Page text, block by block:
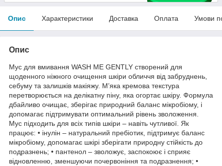
Опис Характеристики Доставка Оплата Умови
Опис
Мус для вмивання WASH ME GENTLY створений для
щоденного ніжного очищення шкіри обличчя від забруднень,
себуму та залишків макіяжу. М’яка кремова текстура
перетворюється на делікатну піну, яка огортає шкіру. Формула
дбайливо очищає, зберігає природний баланс мікробіому, і
допомагає підтримувати оптимальний рівень зволоження.
Мус підходить для всіх типів шкіри – навіть чутливої. Як
працює: • інулін – натуральний пребіотик, підтримує баланс
мікробіому, допомагає шкірі зберігати природну стійкість до
подразнень; • пантенол – зволожує, заспокоює і сприяє
відновленню, зменшуючи почервоніння та подразнення; •